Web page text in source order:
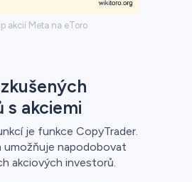
akcií Meta na eToro
s akciemi
je funkce CopyTrader.
umožňuje napodobovat
akciových investorů.